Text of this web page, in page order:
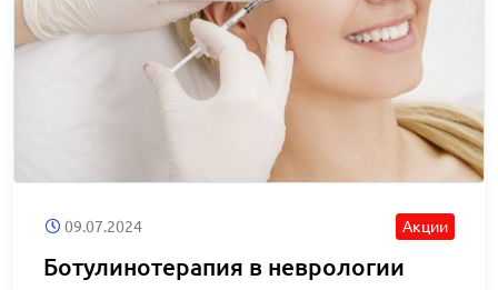
09.07.2024 Акции
Ботулинотерапия в неврологии